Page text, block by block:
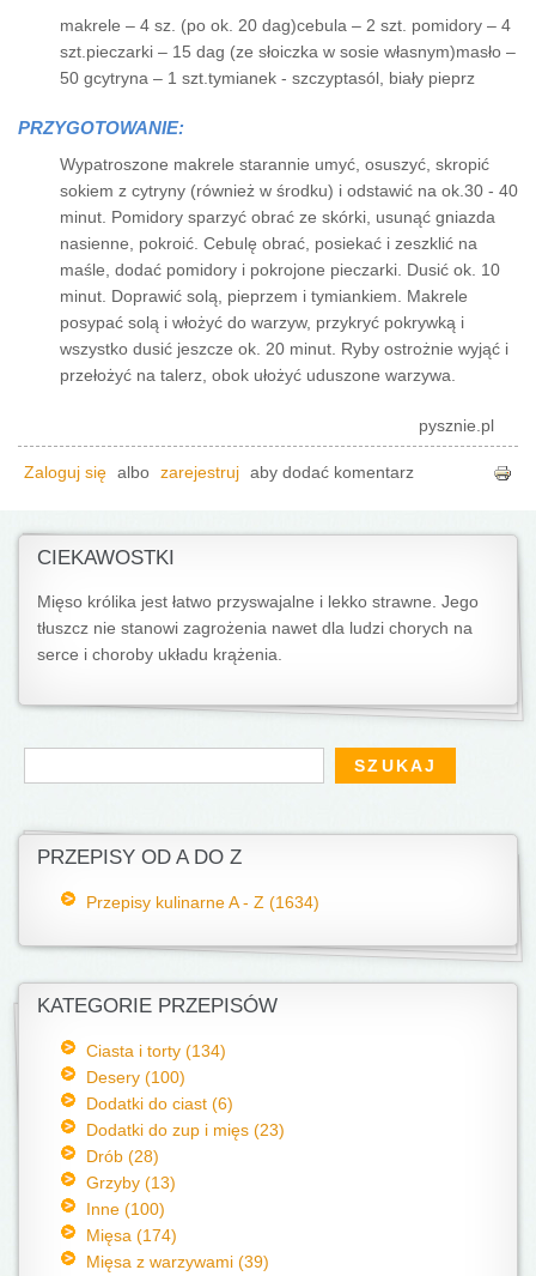
makrele – 4 sz. (po ok. 20 dag)cebula – 2 szt. pomidory – 4
szt.pieczarki – 15 dag (ze słoiczka w sosie własnym)masło –
50 gcytryna – 1 szt.tymianek - szczyptasól, biały pieprz
PRZYGOTOWANIE:
Wypatroszone makrele starannie umyć, osuszyć, skropić
sokiem z cytryny (również w środku) i odstawić na ok.30 - 40
minut. Pomidory sparzyć obrać ze skórki, usunąć gniazda
nasienne, pokroić. Cebulę obrać, posiekać i zeszklić na
maśle, dodać pomidory i pokrojone pieczarki. Dusić ok. 10
minut. Doprawić solą, pieprzem i tymiankiem. Makrele
posypać solą i włożyć do warzyw, przykryć pokrywką i
wszystko dusić jeszcze ok. 20 minut. Ryby ostrożnie wyjąć i
przełożyć na talerz, obok ułożyć uduszone warzywa.
pysznie.pl
Zaloguj się albo zarejestruj aby dodać komentarz
CIEKAWOSTKI
Mięso królika jest łatwo przyswajalne i lekko strawne. Jego
tłuszcz nie stanowi zagrożenia nawet dla ludzi chorych na
serce i choroby układu krążenia.
Formularz wyszukiwania
Szukaj
PRZEPISY OD A DO Z
Przepisy kulinarne A - Z (1634)
KATEGORIE PRZEPISÓW
Ciasta i torty (134)
Desery (100)
Dodatki do ciast (6)
Dodatki do zup i mięs (23)
Drób (28)
Grzyby (13)
Inne (100)
Mięsa (174)
Mięsa z warzywami (39)